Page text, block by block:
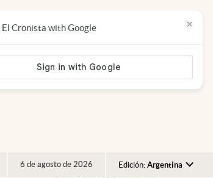
6 de agosto de 2026 Edición: Argentina
El Cronista with Google ×